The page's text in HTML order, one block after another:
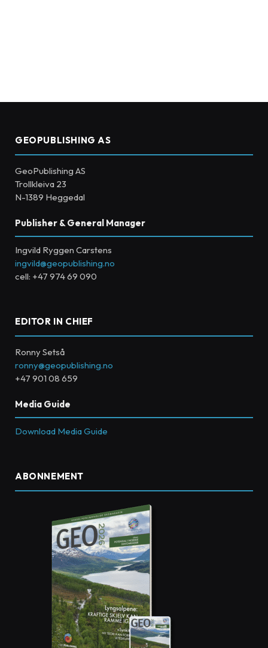
GEOPUBLISHING AS
GeoPublishing AS
Trollkleiva 23
N-1389 Heggedal
Publisher & General Manager
Ingvild Ryggen Carstens
ingvild@geopublishing.no
cell: +47 974 69 090
EDITOR IN CHIEF
Ronny Setså
ronny@geopublishing.no
+47 901 08 659
Media Guide
Download Media Guide
ABONNEMENT